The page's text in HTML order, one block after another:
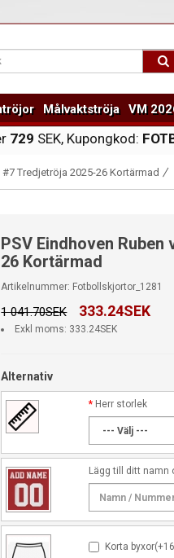
Målvaktströja VM
729 SEK, Kupongkod:
Tredjetröja 2025-26 Kortärmad
PSV Eindhoven
26 Kortärmad
Artikelnummer: Fotbollskjortor_1281
1 041.70SEK 333.24SEK
Exkl moms: 333.24SEK
Alternativ
Herr storlek
Lägg till ditt namn
Korta